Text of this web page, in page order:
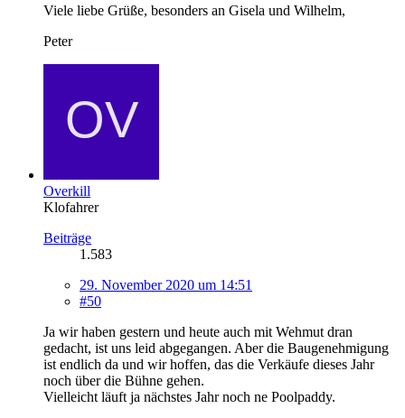
Viele liebe Grüße, besonders an Gisela und Wilhelm,
Peter
Overkill
Klofahrer
Beiträge
1.583
29. November 2020 um 14:51
#50
Ja wir haben gestern und heute auch mit Wehmut dran
gedacht, ist uns leid abgegangen. Aber die Baugenehmigung
ist endlich da und wir hoffen, das die Verkäufe dieses Jahr
noch über die Bühne gehen.
Vielleicht läuft ja nächstes Jahr noch ne Poolpaddy.